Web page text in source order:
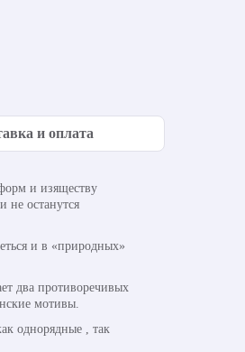
и оплата
и изяществу
не останутся
и в «природных»
два противоречивых
мотивы.
однорядные , так